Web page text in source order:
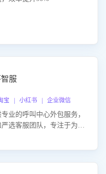
服
| 小红书 | 企业微信
业的呼叫中心外包服务，
选客服团队，专注于为企
服务效率和质量，帮助企